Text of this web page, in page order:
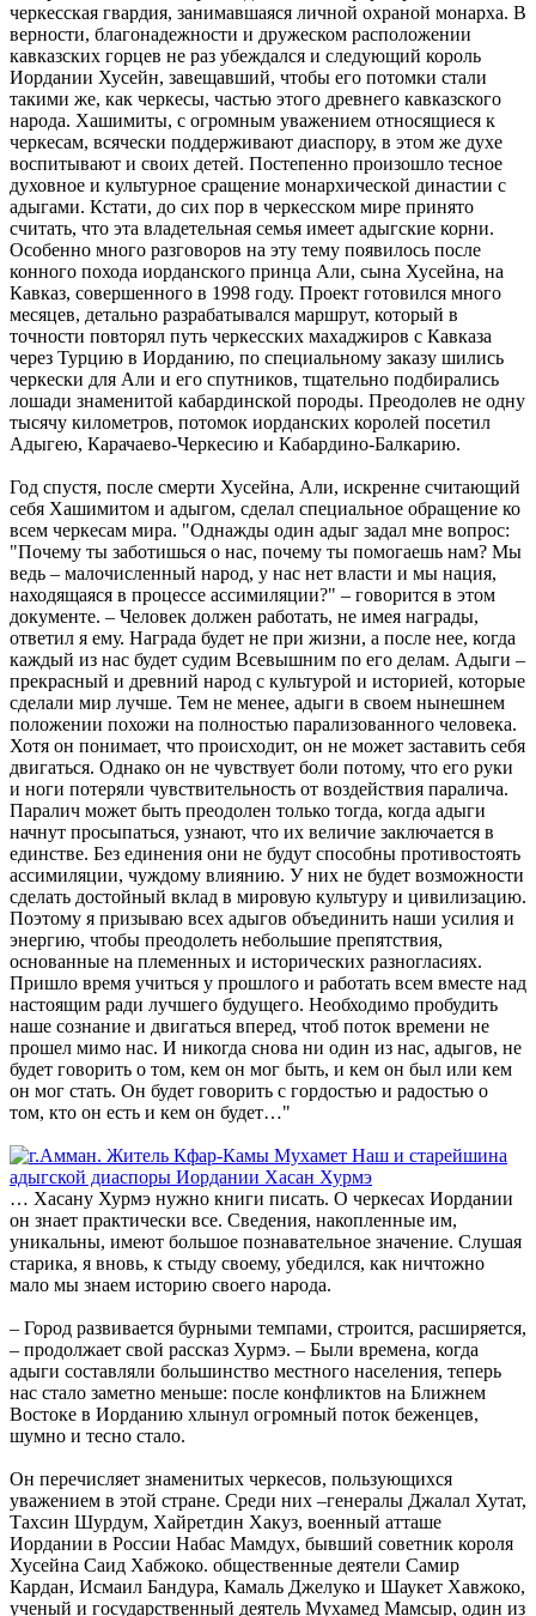
черкесская гвардия, занимавшаяся личной охраной монарха. В
верности, благонадежности и дружеском расположении
кавказских горцев не раз убеждался и следующий король
Иордании Хусейн, завещавший, чтобы его потомки стали
такими же, как черкесы, частью этого древнего кавказского
народа. Хашимиты, с огромным уважением относящиеся к
черкесам, всячески поддерживают диаспору, в этом же духе
воспитывают и своих детей. Постепенно произошло тесное
духовное и культурное сращение монархической династии с
адыгами. Кстати, до сих пор в черкесском мире принято
считать, что эта владетельная семья имеет адыгские корни.
Особенно много разговоров на эту тему появилось после
конного похода иорданского принца Али, сына Хусейна, на
Кавказ, совершенного в 1998 году. Проект готовился много
месяцев, детально разрабатывался маршрут, который в
точности повторял путь черкесских махаджиров с Кавказа
через Турцию в Иорданию, по специальному заказу шились
черкески для Али и его спутников, тщательно подбирались
лошади знаменитой кабардинской породы. Преодолев не одну
тысячу километров, потомок иорданских королей посетил
Адыгею, Карачаево-Черкесию и Кабардино-Балкарию.
Год спустя, после смерти Хусейна, Али, искренне считающий
себя Хашимитом и адыгом, сделал специальное обращение ко
всем черкесам мира. "Однажды один адыг задал мне вопрос:
"Почему ты заботишься о нас, почему ты помогаешь нам? Мы
ведь – малочисленный народ, у нас нет власти и мы нация,
находящаяся в процессе ассимиляции?" – говорится в этом
документе. – Человек должен работать, не имея награды,
ответил я ему. Награда будет не при жизни, а после нее, когда
каждый из нас будет судим Всевышним по его делам. Адыги –
прекрасный и древний народ с культурой и историей, которые
сделали мир лучше. Тем не менее, адыги в своем нынешнем
положении похожи на полностью парализованного человека.
Хотя он понимает, что происходит, он не может заставить себя
двигаться. Однако он не чувствует боли потому, что его руки
и ноги потеряли чувствительность от воздействия паралича.
Паралич может быть преодолен только тогда, когда адыги
начнут просыпаться, узнают, что их величие заключается в
единстве. Без единения они не будут способны противостоять
ассимиляции, чуждому влиянию. У них не будет возможности
сделать достойный вклад в мировую культуру и цивилизацию.
Поэтому я призываю всех адыгов объединить наши усилия и
энергию, чтобы преодолеть небольшие препятствия,
основанные на племенных и исторических разногласиях.
Пришло время учиться у прошлого и работать всем вместе над
настоящим ради лучшего будущего. Необходимо пробудить
наше сознание и двигаться вперед, чтоб поток времени не
прошел мимо нас. И никогда снова ни один из нас, адыгов, не
будет говорить о том, кем он мог быть, и кем он был или кем
он мог стать. Он будет говорить с гордостью и радостью о
том, кто он есть и кем он будет…"
… Хасану Хурмэ нужно книги писать. О черкесах Иордании
он знает практически все. Сведения, накопленные им,
уникальны, имеют большое познавательное значение. Слушая
старика, я вновь, к стыду своему, убедился, как ничтожно
мало мы знаем историю своего народа.
– Город развивается бурными темпами, строится, расширяется,
– продолжает свой рассказ Хурмэ. – Были времена, когда
адыги составляли большинство местного населения, теперь
нас стало заметно меньше: после конфликтов на Ближнем
Востоке в Иорданию хлынул огромный поток беженцев,
шумно и тесно стало.
Он перечисляет знаменитых черкесов, пользующихся
уважением в этой стране. Среди них –генералы Джалал Хутат,
Тахсин Шурдум, Хайретдин Хакуз, военный атташе
Иордании в России Набас Мамдух, бывший советник короля
Хусейна Саид Хабжоко. общественные деятели Самир
Кардан, Исмаил Бандура, Камаль Джелуко и Шаукет Хавжоко,
ученый и государственный деятель Мухамед Мамсыр, один из